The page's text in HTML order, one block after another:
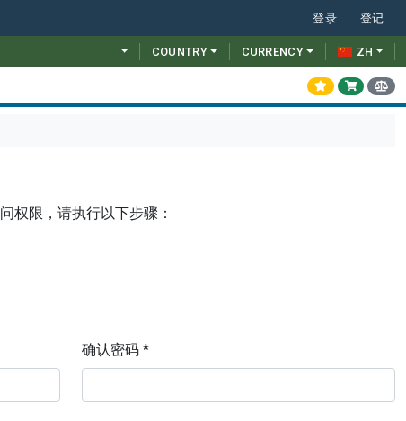
登录 登记
COUNTRY CURRENCY ZH
权限，请执行以下步骤：
确认密码 *